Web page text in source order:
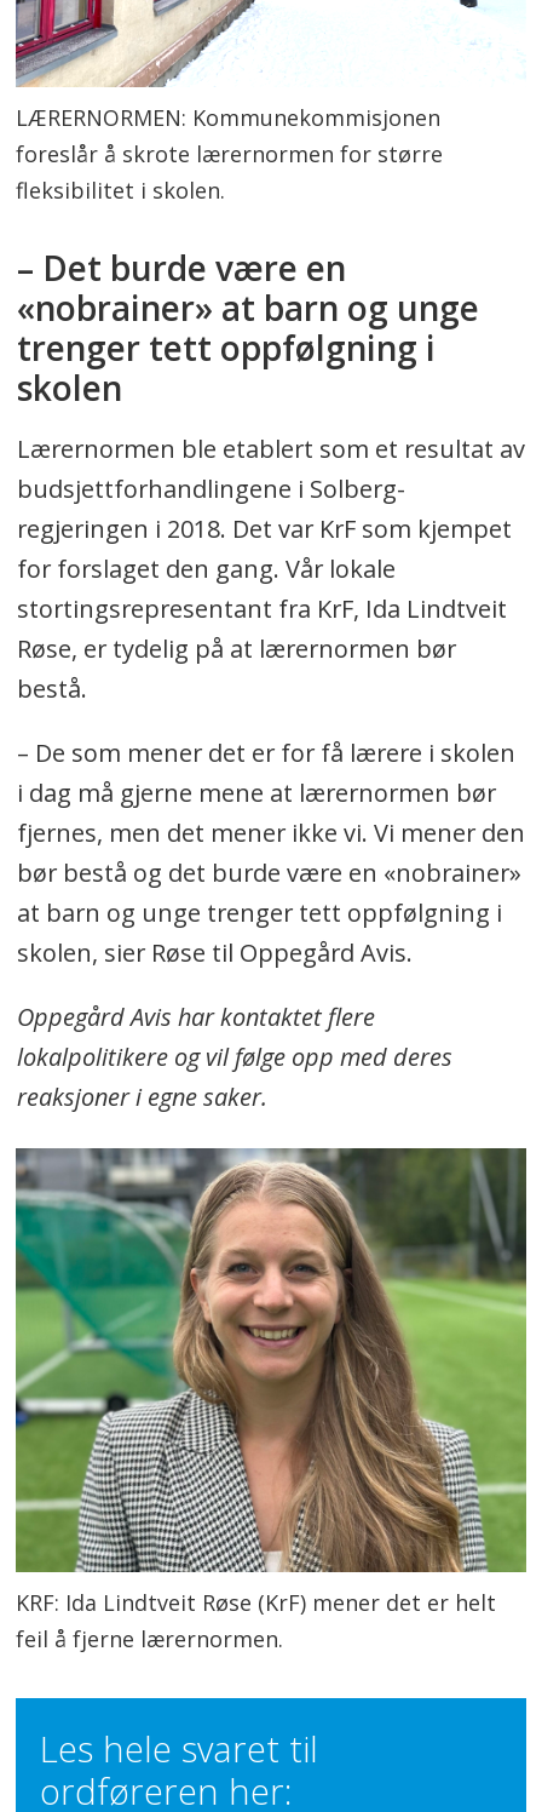
LÆRERNORMEN: Kommunekommisjonen
foreslår å skrote lærernormen for større
fleksibilitet i skolen.
– Det burde være en
«nobrainer» at barn og unge
trenger tett oppfølgning i
skolen
Lærernormen ble etablert som et resultat av
budsjettforhandlingene i Solberg-
regjeringen i 2018. Det var KrF som kjempet
for forslaget den gang. Vår lokale
stortingsrepresentant fra KrF, Ida Lindtveit
Røse, er tydelig på at lærernormen bør
bestå.
– De som mener det er for få lærere i skolen
i dag må gjerne mene at lærernormen bør
fjernes, men det mener ikke vi. Vi mener den
bør bestå og det burde være en «nobrainer»
at barn og unge trenger tett oppfølgning i
skolen, sier Røse til Oppegård Avis.
Oppegård Avis har kontaktet flere
lokalpolitikere og vil følge opp med deres
reaksjoner i egne saker.
KRF: Ida Lindtveit Røse (KrF) mener det er helt
feil å fjerne lærernormen.
Les hele svaret til
ordføreren her: